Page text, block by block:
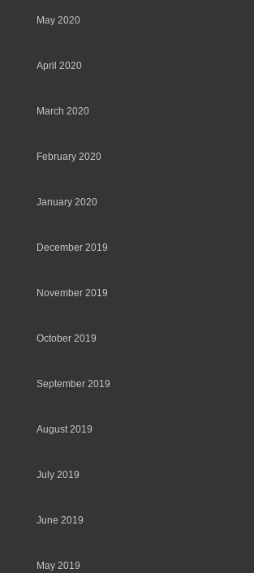
May 2020
April 2020
March 2020
February 2020
January 2020
December 2019
November 2019
October 2019
September 2019
August 2019
July 2019
June 2019
May 2019